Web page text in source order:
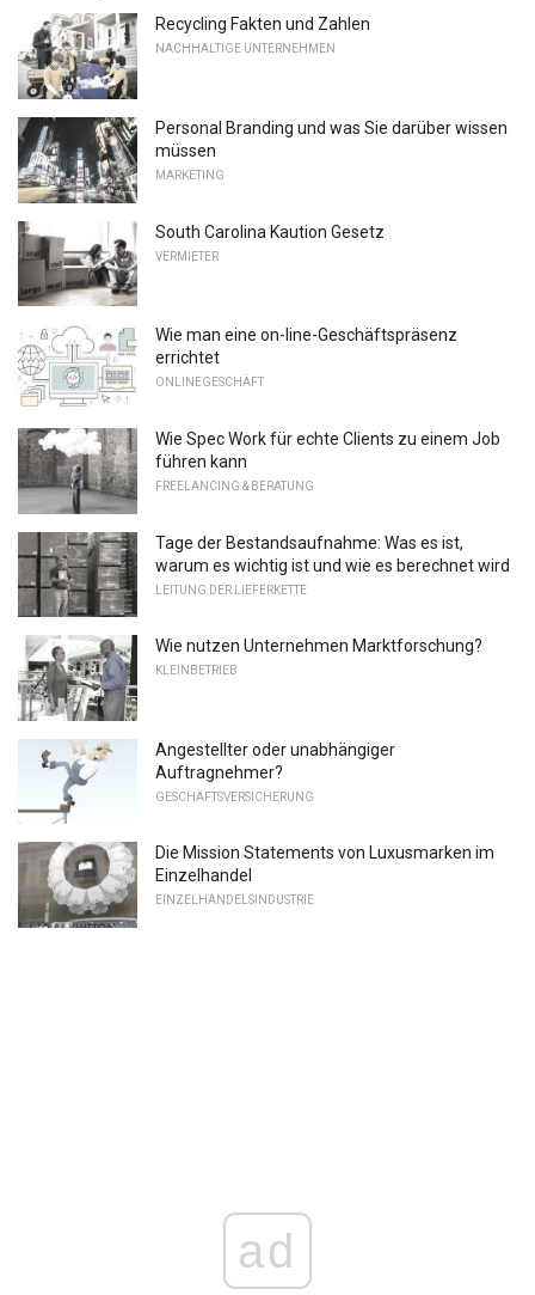
Recycling Fakten und Zahlen
NACHHALTIGE UNTERNEHMEN
Personal Branding und was Sie darüber wissen
müssen
MARKETING
South Carolina Kaution Gesetz
VERMIETER
Wie man eine on-line-Geschäftspräsenz
errichtet
ONLINEGESCHÄFT
Wie Spec Work für echte Clients zu einem Job
führen kann
FREELANCING & BERATUNG
Tage der Bestandsaufnahme: Was es ist,
warum es wichtig ist und wie es berechnet wird
LEITUNG DER LIEFERKETTE
Wie nutzen Unternehmen Marktforschung?
KLEINBETRIEB
Angestellter oder unabhängiger
Auftragnehmer?
GESCHÄFTSVERSICHERUNG
Die Mission Statements von Luxusmarken im
Einzelhandel
EINZELHANDELSINDUSTRIE
ad